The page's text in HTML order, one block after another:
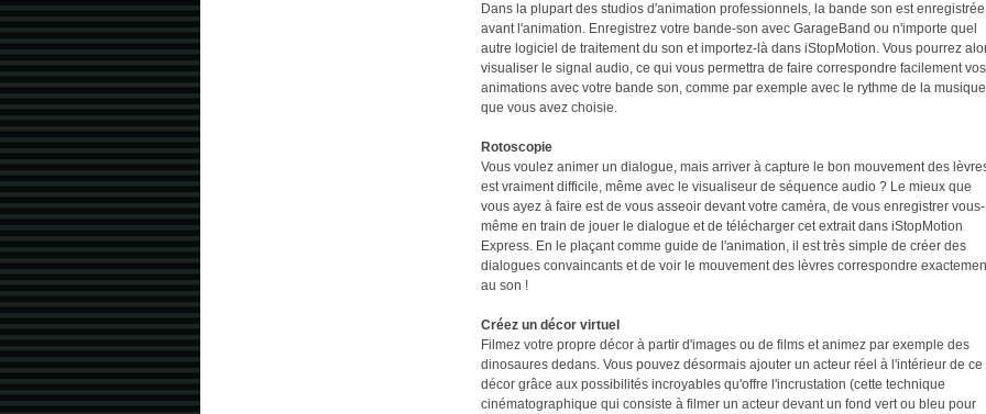
Dans la plupart des studios d'animation professionnels, la bande son est enregistrée
avant l'animation. Enregistrez votre bande-son avec GarageBand ou n'importe quel
autre logiciel de traitement du son et importez-là dans iStopMotion. Vous pourrez
visualiser le signal audio, ce qui vous permettra de faire correspondre facilement vos
animations avec votre bande son, comme par exemple avec le rythme de la musique
que vous avez choisie.
Rotoscopie
Vous voulez animer un dialogue, mais arriver à capture le bon mouvement des
est vraiment difficile, même avec le visualiseur de séquence audio ? Le mieux que
vous ayez à faire est de vous asseoir devant votre caméra, de vous enregistrer vous-
même en train de jouer le dialogue et de télécharger cet extrait dans iStopMotion
Express. En le plaçant comme guide de l'animation, il est très simple de créer des
dialogues convaincants et de voir le mouvement des lèvres correspondre
au son !
Créez un décor virtuel
Filmez votre propre décor à partir d'images ou de films et animez par exemple des
dinosaures dedans. Vous pouvez désormais ajouter un acteur réel à l'intérieur de ce
décor grâce aux possibilités incroyables qu'offre l'incrustation (cette technique
cinématographique qui consiste à filmer un acteur devant un fond vert ou bleu pour